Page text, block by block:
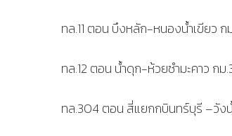
ทล.11 ตอน บึงหลัก-หนองน้ำเขียว
ทล.12 ตอน น้ำดุก-ห้วยซำมะคาว ก
ทล.304 ตอน สี่แยกกบินทร์บุรี –วัง